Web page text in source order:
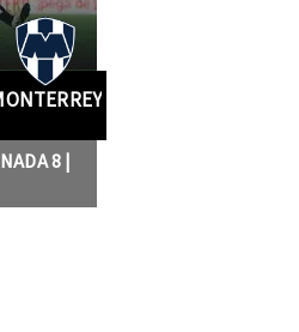
8 |